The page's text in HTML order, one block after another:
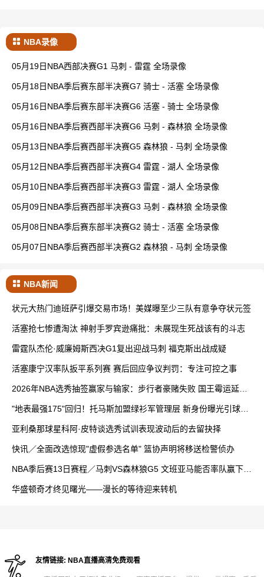
NBA录像
05月19日NBA西部决赛G1 马刺 - 雷霆 全场录像
05月18日NBA季后赛东部半决赛G7 骑士 - 活塞 全场录像
05月16日NBA季后赛东部半决赛G6 活塞 - 骑士 全场录像
05月16日NBA季后赛西部半决赛G6 马刺 - 森林狼 全场录像
05月13日NBA季后赛西部半决赛G5 森林狼 - 马刺 全场录像
05月12日NBA季后赛西部半决赛G4 雷霆 - 湖人 全场录像
05月10日NBA季后赛西部半决赛G3 雷霆 - 湖人 全场录像
05月09日NBA季后赛西部半决赛G3 马刺 - 森林狼 全场录像
05月08日NBA季后赛东部半决赛G2 骑士 - 活塞 全场录像
05月07日NBA季后赛西部半决赛G2 森林狼 - 马刺 全场录像
NBA新闻
状元大热门迪班萨引爆交易市场！美媒曝至少三队有意争夺状元签
活塞抢七惨遭淘汰 神射手罗宾逊痛批：未展现生死战该有的斗志
雷霆队杰伦·威廉姆斯西决G1复出迎战马刺 福克斯出战成疑
活塞康宁汉率队扳平系列赛 赛后回应争议判罚：专注可控之事
2026年NBA选秀抽签赢家与输家：步行者豪赌失败 国王霉运延续
"地表最强175"回归！托马斯加盟绿衫军管理层 新身份曝光引球迷
亚利桑那球星科阿·皮特谈选秀试训表现波动后的去留抉择
快讯／全面改选惊现"虚假参选名单" 篮协声明将移送检警侦办
NBA季后赛13日赛程／马刺VS森林狼G5 文班亚马能否率队赢下天
华盛顿奇才终见曙光——漫长的等待迎来转机
友情链接: NBA直播高清免费观看